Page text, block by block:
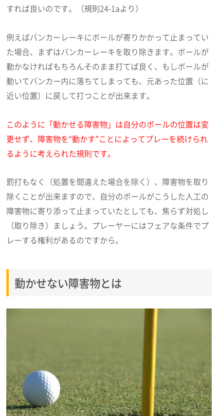
すれば良いのです。（規則24-1aより）
例えばバンカーレーキにボールが寄りかかって止まってい
た場合、まずはバンカーレーキを取り除きます。ボールが
動かなければもちろんそのまま打てば良く、もしボールが
動いてバンカー内に落ちてしまっても、元あった位置（に
近い位置）に戻して打つことが出来ます。
このように「動かせる障害物」は自分のボールの位置は変
更せず、障害物を“動かす”ことによってプレーを続けられ
るように考えられた規則です。
罰打もなく（処置を間違えた場合を除く）、障害物を取り
除くことが出来ますので、自分のボールがこうした人工の
障害物に寄り添って止まっていたとしても、焦らず対処し
（取り除き）ましょう。プレーヤーにはフェアな条件でプ
レーする権利があるのですから。
動かせない障害物とは